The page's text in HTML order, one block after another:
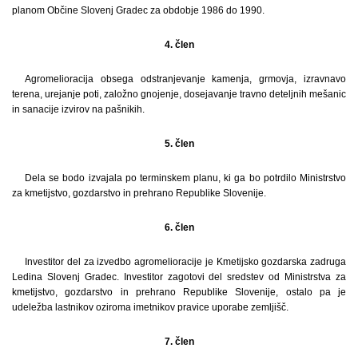
planom Občine Slovenj Gradec za obdobje 1986 do 1990.
4. člen
Agromelioracija obsega odstranjevanje kamenja, grmovja, izravnavo
terena, urejanje poti, založno gnojenje, dosejavanje travno deteljnih mešanic
in sanacije izvirov na pašnikih.
5. člen
Dela se bodo izvajala po terminskem planu, ki ga bo potrdilo Ministrstvo
za kmetijstvo, gozdarstvo in prehrano Republike Slovenije.
6. člen
Investitor del za izvedbo agromelioracije je Kmetijsko gozdarska zadruga
Ledina Slovenj Gradec. Investitor zagotovi del sredstev od Ministrstva za
kmetijstvo, gozdarstvo in prehrano Republike Slovenije, ostalo pa je
udeležba lastnikov oziroma imetnikov pravice uporabe zemljišč.
7. člen